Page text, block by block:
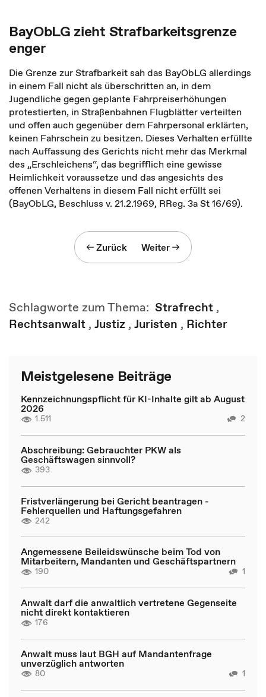
BayObLG zieht Strafbarkeitsgrenze
enger
Die Grenze zur Strafbarkeit sah das BayObLG allerdings
in einem Fall nicht als überschritten an, in dem
Jugendliche gegen geplante Fahrpreiserhöhungen
protestierten, in Straßenbahnen Flugblätter verteilten
und offen auch gegenüber dem Fahrpersonal erklärten,
keinen Fahrschein zu besitzen. Dieses Verhalten erfüllte
nach Auffassung des Gerichts nicht mehr das Merkmal
des „Erschleichens“, das begrifflich eine gewisse
Heimlichkeit voraussetze und das angesichts des
offenen Verhaltens in diesem Fall nicht erfüllt sei
(BayObLG, Beschluss v. 21.2.1969, RReg. 3a St 16/69).
Zurück Weiter
Schlagworte zum Thema: Strafrecht ,
Rechtsanwalt , Justiz , Juristen , Richter
Meistgelesene Beiträge
Kennzeichnungspflicht für KI-Inhalte gilt ab August
2026
1.511 2
Abschreibung: Gebrauchter PKW als
Geschäftswagen sinnvoll?
393
Fristverlängerung bei Gericht beantragen -
Fehlerquellen und Haftungsgefahren
242
Angemessene Beileidswünsche beim Tod von
Mitarbeitern, Mandanten und Geschäftspartnern
190 1
Anwalt darf die anwaltlich vertretene Gegenseite
nicht direkt kontaktieren
176
Anwalt muss laut BGH auf Mandantenfrage
unverzüglich antworten
80 1